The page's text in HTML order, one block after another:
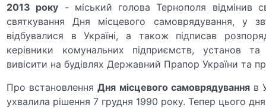
2013 року - міський голова Тернополя відмінив
святкування Дня місцевого самоврядування, у
відбувалися в Україні, а також підписав
керівники комунальних підприємств, установ та
вивісити на будівлях Державний Прапор України та
Про встановленняДня місцевого самоврядуванняв
ухвалила рішення 7 грудня 1990 року. Тепер цього